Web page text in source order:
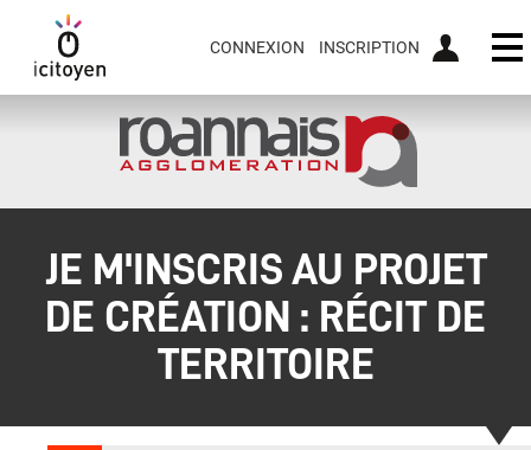
CONNEXION INSCRIPTION
JE M'INSCRIS AU PROJET
DE CRÉATION : RÉCIT DE
TERRITOIRE